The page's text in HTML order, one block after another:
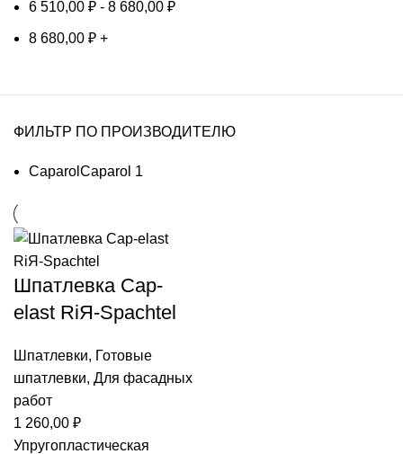
6 510,00 ₽ - 8 680,00 ₽
8 680,00 ₽ +
ФИЛЬТР ПО ПРОИЗВОДИТЕЛЮ
Caparol Caparol 1
Шпатлевка Cap-
elast RiЯ-Spachtel
Шпатлевки, Готовые
шпатлевки, Для фасадных
работ
1 260,00 ₽
Упругопластическая